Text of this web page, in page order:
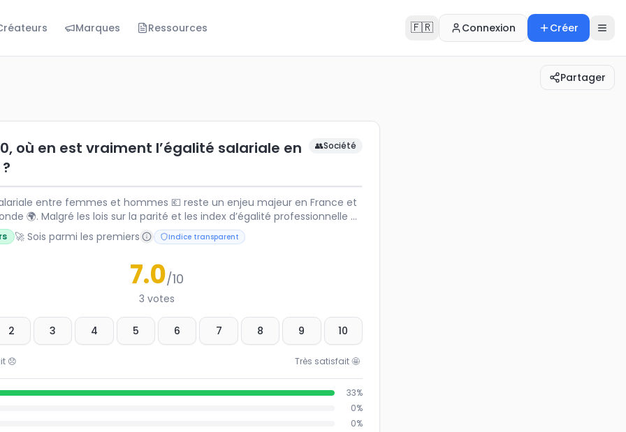
Marques Ressources 🇫🇷 Connexion Créer
Partager
est vraiment l’égalité salariale en France ?
entre femmes et hommes 💶 reste un enjeu majeur en France et dans le monde 🌍. Malgré les lois sur…
où en est vraiment l’égalité salariale en
👥Société
entre femmes et hommes 💶 reste un enjeu majeur en France et
index d’égalité professionnelle 📊,
rémunération persistent selon les secteurs et les postes. Plafond de
salariale, temps partiel subi… La Journée internationale des
🚀 Sois parmi les premiers Indice transparent
7.0/10
3 votes
2 3 4 5 6 7 8 9 10
😞 Très satisfait🤩
33%
0%
0%